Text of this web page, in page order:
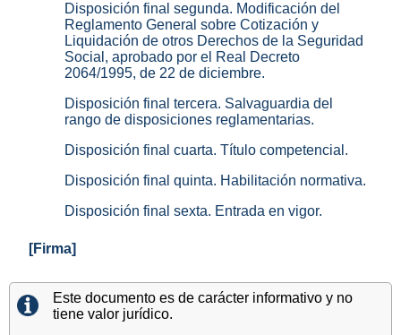
Disposición final segunda. Modificación del
Reglamento General sobre Cotización y
Liquidación de otros Derechos de la Seguridad
Social, aprobado por el Real Decreto
2064/1995, de 22 de diciembre.
Disposición final tercera. Salvaguardia del
rango de disposiciones reglamentarias.
Disposición final cuarta. Título competencial.
Disposición final quinta. Habilitación normativa.
Disposición final sexta. Entrada en vigor.
[Firma]
Este documento es de carácter informativo y no
tiene valor jurídico.